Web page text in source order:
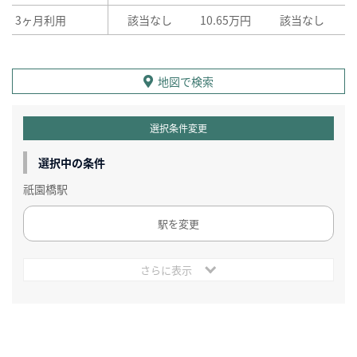
3ヶ月利用
該当なし 10.65万円 該当なし
地図で検索
選択条件変更
選択中の条件
祇園橋駅
駅を変更
さらに表示